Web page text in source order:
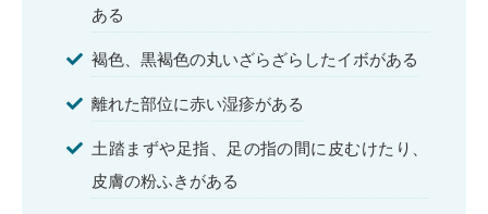
ある
褐色、黒褐色の丸いざらざらしたイボがある
離れた部位に赤い湿疹がある
土踏まずや足指、足の指の間に皮むけたり、
皮膚の粉ふきがある